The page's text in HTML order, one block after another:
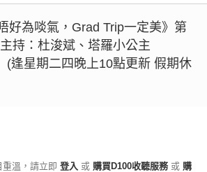
好為啖氣，Grad Trip一定美》第
持：杜浚斌、塔羅小公主
星期二四晚上10點更新 假期休
溫，請立即 登入 或 購買D100收聽服務 或 購